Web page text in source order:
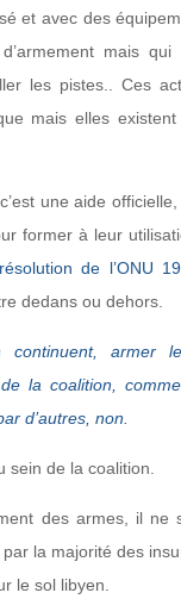
et avec des
mais
les pistes.. Ces
mais elles
une aide
former à leur
résolution de l’ONU
dedans ou dehors.
continuent, armer
la coalition,
d’autres, non.
de la coalition.
des armes, il ne
la majorité des
le sol libyen.